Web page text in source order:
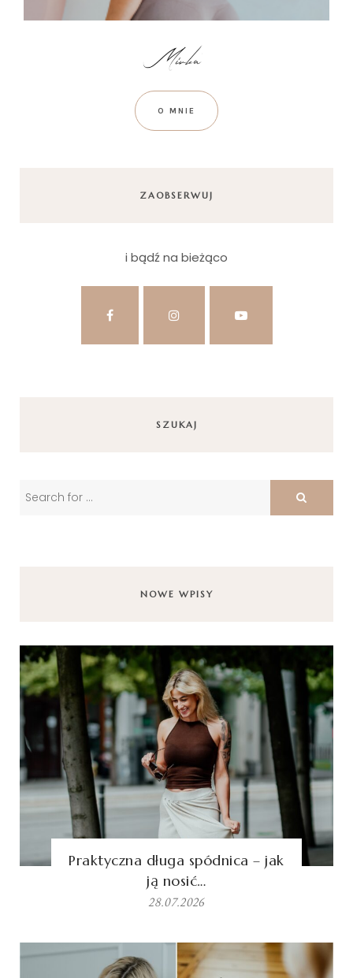
O MNIE
ZAOBSERWUJ
i bądź na bieżąco
SZUKAJ
NOWE WPISY
Praktyczna długa spódnica – jak
ją nosić…
28.07.2026